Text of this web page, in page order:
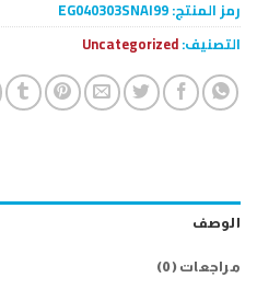
رمز المنتج:EG040303SNAI99
التصنيف:Uncategorized
الوصف
مراجعات (0)